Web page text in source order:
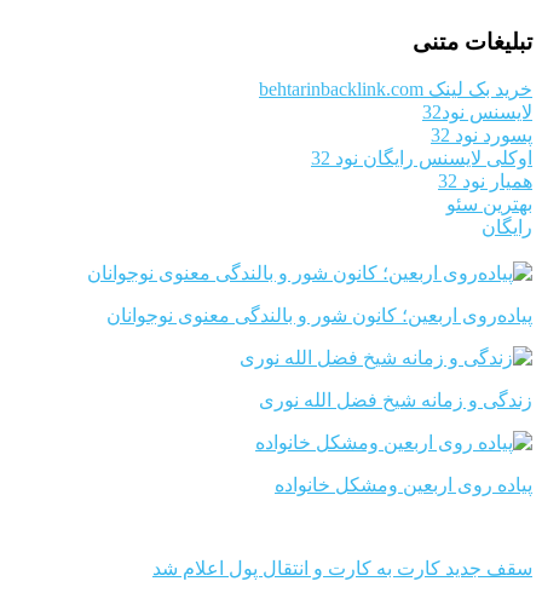
تبلیغات متنی
خرید بک لینک behtarinbacklink.com
لایسنس نود32
پسورد نود 32
اوکلی لایسنس رایگان نود 32
همیار نود 32
بهترین سئو
رایگان
پیاده‌روی اربعین؛ کانون شور و بالندگی معنوی نوجوانان
زندگی و زمانه شیخ فضل الله نوری
پیاده روی اربعین ومشکل خانواده
سقف جدید کارت به کارت و انتقال پول اعلام شد